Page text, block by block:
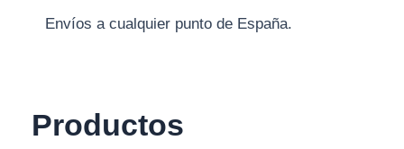
Envíos a cualquier punto de España.
Productos